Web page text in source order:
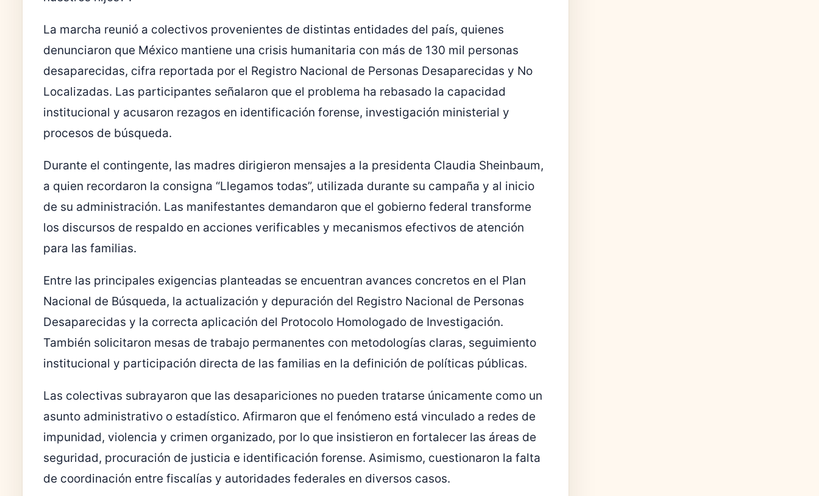
La marcha reunió a colectivos provenientes de distintas entidades del país, quienes
denunciaron que México mantiene una crisis humanitaria con más de 130 mil personas
desaparecidas, cifra reportada por el Registro Nacional de Personas Desaparecidas y No
Localizadas. Las participantes señalaron que el problema ha rebasado la capacidad
institucional y acusaron rezagos en identificación forense, investigación ministerial y
procesos de búsqueda.
Durante el contingente, las madres dirigieron mensajes a la presidenta Claudia Sheinbaum,
a quien recordaron la consigna “Llegamos todas”, utilizada durante su campaña y al inicio
de su administración. Las manifestantes demandaron que el gobierno federal transforme
los discursos de respaldo en acciones verificables y mecanismos efectivos de atención
para las familias.
Entre las principales exigencias planteadas se encuentran avances concretos en el Plan
Nacional de Búsqueda, la actualización y depuración del Registro Nacional de Personas
Desaparecidas y la correcta aplicación del Protocolo Homologado de Investigación.
También solicitaron mesas de trabajo permanentes con metodologías claras, seguimiento
institucional y participación directa de las familias en la definición de políticas públicas.
Las colectivas subrayaron que las desapariciones no pueden tratarse únicamente como un
asunto administrativo o estadístico. Afirmaron que el fenómeno está vinculado a redes de
impunidad, violencia y crimen organizado, por lo que insistieron en fortalecer las áreas de
seguridad, procuración de justicia e identificación forense. Asimismo, cuestionaron la falta
de coordinación entre fiscalías y autoridades federales en diversos casos.